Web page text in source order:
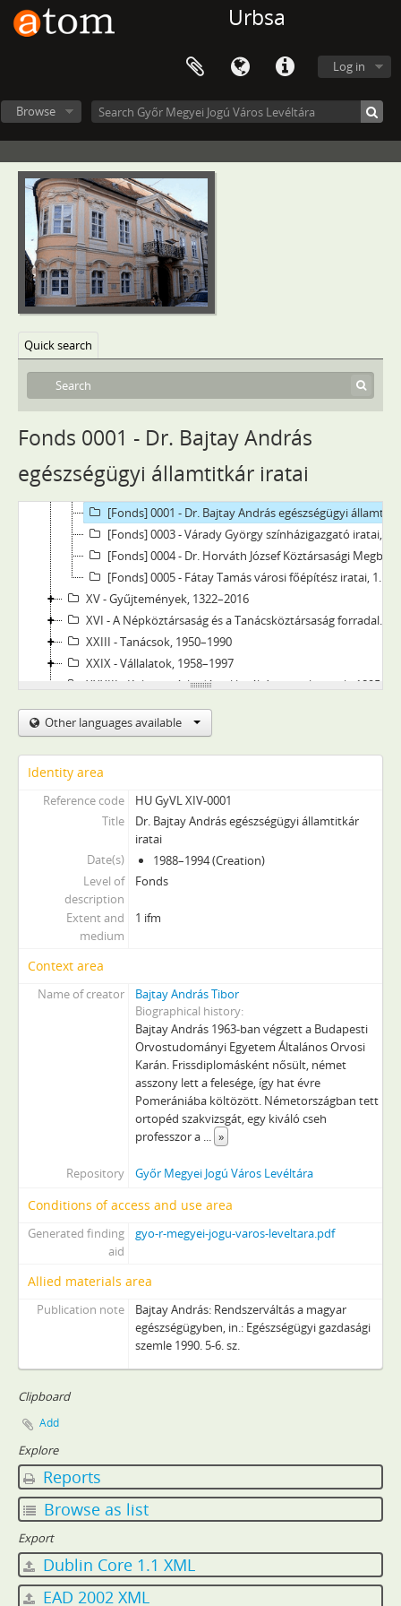
Urbsa
Log in
Browse
Quick search
Fonds 0001 - Dr. Bajtay András
egészségügyi államtitkár iratai
Győr Megyei Jogú Város Levéltára, 1322 - 2016
IV - Megyei törvényhatóságok, szabad királyi városok és törvényhatósági jogú városok, 1567–1950
V - Községek, 1745–1904
VIII - Intézetek, intézmények, 1894–2013
X - Egyesületek, pártok, 1827–2015
XI - Gazdasági szervek, 1939–1945
XIV - Személyek, 1959–1994
[Fonds] 0002 - Finta Lajos kulturális tanácsos iratai, 1959–1994
[Fonds] 0001 - Dr. Bajtay András egészségügyi államtitkár iratai, 1988–1994
[Fonds] 0003 - Várady György színházigazgató iratai, 1964–1975
[Fonds] 0004 - Dr. Horváth József Köztársasági Megbízott iratai, 1990–1994
[Fonds] 0005 - Fátay Tamás városi főépítész iratai, 1960–1990
XV - Gyűjtemények, 1322–2016
XVI - A Népköztársaság és a Tanácsköztársaság forradalmi szervei, 1919
XXIII - Tanácsok, 1950–1990
XXIX - Vállalatok, 1958–1997
XXXIII - Külön intézkedéssel levéltárba utalt iratok, 1895–2010
XXXVII - Megyei jogú városi önkormányzat, 1990–1995
Other languages available
Identity area
Reference code
HU GyVL XIV-0001
Title
Dr. Bajtay András egészségügyi államtitkár
iratai
Date(s)
1988–1994 (Creation)
Level of
description
Fonds
Extent and
medium
1 ifm
Context area
Name of creator
Bajtay András Tibor
Biographical history
Bajtay András 1963-ban végzett a Budapesti
Orvostudományi Egyetem Általános Orvosi
Karán. Frissdiplomásként nősült, német
asszony lett a felesége, így hat évre
Pomerániába költözött. Németországban tett
ortopéd szakvizsgát, egy kiváló cseh
professzor a ... »
Repository Győr Megyei Jogú Város Levéltára
Conditions of access and use area
Generated finding
aid
gyo-r-megyei-jogu-varos-leveltara.pdf
Allied materials area
Publication note
Bajtay András: Rendszerváltás a magyar
egészségügyben, in.: Egészségügyi gazdasági
szemle 1990. 5-6. sz.
Clipboard
Add
Explore
Reports
Browse as list
Export
Dublin Core 1.1 XML
EAD 2002 XML